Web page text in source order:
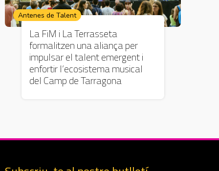
Antenes de Talent
La FiM i La Terrasseta
formalitzen una aliança per
impulsar el talent emergent i
enfortir l’ecosistema musical
del Camp de Tarragona